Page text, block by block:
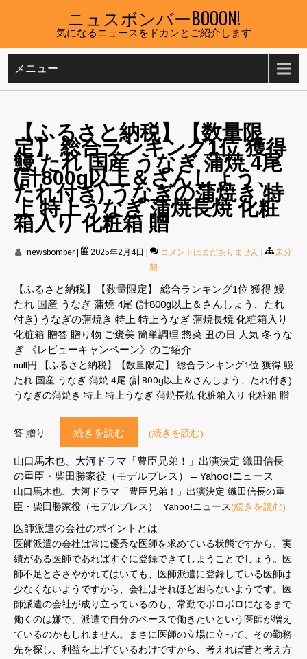
ニュスボンバーBOOON!
気になるニュースをドカンとご紹介します
メニュー
【ふるさと納税】【数量限
定】 総合ランキング1位 獲得
鰻 たれ 国産 うなぎ 蒲焼 4尾
(計800g以上＆さんしょう、
たれ付き) うなぎの蒲焼き 特
上 特上うなぎ 蒲焼長焼 化粧
箱入り 化粧箱 贈
newsbomber 2025年2月4日 コメントはまだありません
未分
類
【ふるさと納税】【数量限定】 総合ランキング1位 獲得 鰻
たれ 国産 うなぎ 蒲焼 4尾 (計800g以上＆さんしょう、たれ
付き) うなぎの蒲焼き 特上 特上うなぎ 蒲焼長焼 化粧箱入り
化粧箱 贈答 贈り物 ご褒美 簡単調理 惣菜 丑の日 人気 冬うな
ぎ 《レビューキャンペーン》のご紹介
null円 【ふるさと納税】【数量限定】 総合ランキング1位 獲得 鰻
たれ 国産 うなぎ 蒲焼 4尾 (計800g以上＆さんしょう、たれ付き)
うなぎの蒲焼き 特上 特上うなぎ 蒲焼長焼 化粧箱入り 化粧箱 贈
答 贈り … 続きを読む (続きを読む)
山口馬木也、大河ドラマ「豊臣兄弟！」出演決定 織田信長
の重臣・柴田勝家役（モデルプレス） – Yahoo!ニュース
山口馬木也、大河ドラマ「豊臣兄弟！」出演決定 織田信長の重
臣・柴田勝家役（モデルプレス） Yahoo!ニュース(続きを読む)
医師派遣の会社のポイントとは
医師派遣の会社は常に優秀な医師を求めている状態ですから、実
績がある医師であればすぐに登録できてしまうことでしょう。医
師不足とささやかれてはいても、医師派遣に登録している医師は
少なくないようですから、会社はそれほど困らないようです。医
師派遣の会社が成り立っているのも、常勤でボロボロになるまで
働くのは嫌で、派遣で自分のペースで働きたいという医師が増え
ているのかもしれません。まさに医師の立場に立って、その勤務
先を探し、利益を上げているわけですから、考えれば昔と考え方